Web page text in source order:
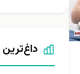
داغ‌ترین ۳ ماه اخیر